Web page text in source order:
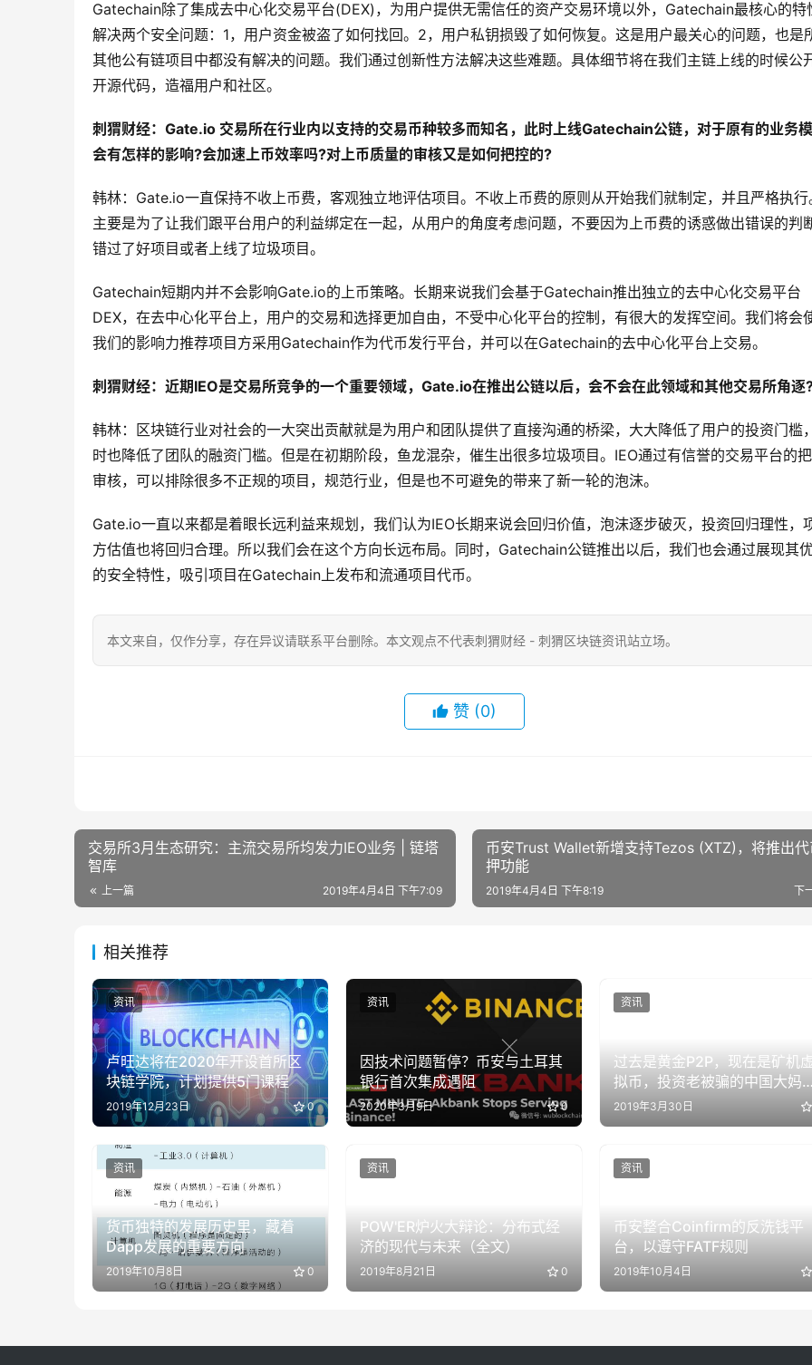
Gatechain除了集成去中心化交易平台(DEX)，为用户提供无需信任的资产交易环境以外，Gatechain最核心的特
解决两个安全问题：1，用户资金被盗了如何找回。2，用户私钥损毁了如何恢复。这是用户最关心的问题，也是
其他公有链项目中都没有解决的问题。我们通过创新性方法解决这些难题。具体细节将在我们主链上线的时候公
开源代码，造福用户和社区。
刺猬财经：Gate.io 交易所在行业内以支持的交易币种较多而知名，此时上线Gatechain公链，对于原有的业务
会有怎样的影响?会加速上币效率吗?对上币质量的审核又是如何把控的?
韩林：Gate.io一直保持不收上币费，客观独立地评估项目。不收上币费的原则从开始我们就制定，并且严格执行
主要是为了让我们跟平台用户的利益绑定在一起，从用户的角度考虑问题，不要因为上币费的诱惑做出错误的判断
错过了好项目或者上线了垃圾项目。
Gatechain短期内并不会影响Gate.io的上币策略。长期来说我们会基于Gatechain推出独立的去中心化交易平台
DEX，在去中心化平台上，用户的交易和选择更加自由，不受中心化平台的控制，有很大的发挥空间。我们将会
我们的影响力推荐项目方采用Gatechain作为代币发行平台，并可以在Gatechain的去中心化平台上交易。
刺猬财经：近期IEO是交易所竞争的一个重要领域，Gate.io在推出公链以后，会不会在此领域和其他交易所角逐
韩林：区块链行业对社会的一大突出贡献就是为用户和团队提供了直接沟通的桥梁，大大降低了用户的投资门槛
时也降低了团队的融资门槛。但是在初期阶段，鱼龙混杂，催生出很多垃圾项目。IEO通过有信誉的交易平台的
审核，可以排除很多不正规的项目，规范行业，但是也不可避免的带来了新一轮的泡沫。
Gate.io一直以来都是着眼长远利益来规划，我们认为IEO长期来说会回归价值，泡沫逐步破灭，投资回归理性，
方估值也将回归合理。所以我们会在这个方向长远布局。同时，Gatechain公链推出以后，我们也会通过展现其
的安全特性，吸引项目在Gatechain上发布和流通项目代币。
本文来自 ，仅作分享，存在异议请联系平台删除。本文观点不代表刺猬财经 - 刺猬区块链资讯站立场。
赞 (0)
交易所3月生态研究：主流交易所均发力IEO业务 | 链塔
智库
上一篇 2019年4月4日 下午7:09
币安Trust Wallet新增支持Tezos (XTZ)，将推出代
押功能
下
2019年4月4日 下午8:19
相关推荐
卢旺达将在2020年开设首所区
块链学院，计划提供5门课程
2019年12月23日 0
资讯
因技术问题暂停？币安与土耳其
银行首次集成遇阻
2020年3月9日 0
资讯
过去是黄金P2P，现在是矿机
拟币，投资老被骗的中国大妈或
许给我们都上了一课
2019年3月30日
资讯
货币独特的发展历史里，藏着
Dapp发展的重要方向
2019年10月8日 0
资讯
POW'ER炉火大辩论：分布式经
济的现代与未来（全文）
2019年8月21日 0
资讯
币安整合Coinfirm的反洗钱平
台，以遵守FATF规则
2019年10月4日
资讯